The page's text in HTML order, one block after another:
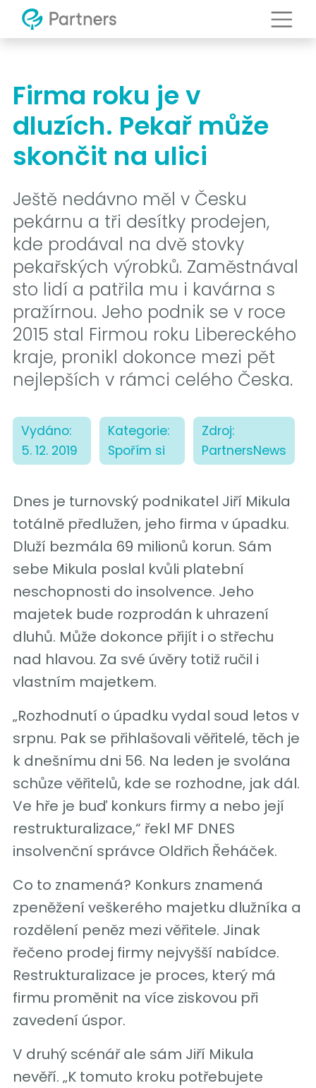
Firma roku je v
dluzích. Pekař může
skončit na ulici
Ještě nedávno měl v Česku
pekárnu a tři desítky prodejen,
kde prodával na dvě stovky
pekařských výrobků. Zaměstnával
sto lidí a patřila mu i kavárna s
pražírnou. Jeho podnik se v roce
2015 stal Firmou roku Libereckého
kraje, pronikl dokonce mezi pět
nejlepších v rámci celého Česka.
Vydáno:
5. 12. 2019
Kategorie:
Spořím si
Zdroj:
PartnersNews
Dnes je turnovský podnikatel Jiří Mikula
totálně předlužen, jeho firma v úpadku.
Dluží bezmála 69 milionů korun. Sám
sebe Mikula poslal kvůli platební
neschopnosti do insolvence. Jeho
majetek bude rozprodán k uhrazení
dluhů. Může dokonce přijít i o střechu
nad hlavou. Za své úvěry totiž ručil i
vlastním majetkem.
„Rozhodnutí o úpadku vydal soud letos v
srpnu. Pak se přihlašovali věřitelé, těch je
k dnešnímu dni 56. Na leden je svolána
schůze věřitelů, kde se rozhodne, jak dál.
Ve hře je buď konkurs firmy a nebo její
restrukturalizace,“ řekl MF DNES
insolvenční správce Oldřich Řeháček.
Co to znamená? Konkurs znamená
zpeněžení veškerého majetku dlužníka a
rozdělení peněz mezi věřitele. Jinak
řečeno prodej firmy nejvyšší nabídce.
Restrukturalizace je proces, který má
firmu proměnit na více ziskovou při
zavedení úspor.
V druhý scénář ale sám Jiří Mikula
nevěří. „K tomuto kroku potřebujete